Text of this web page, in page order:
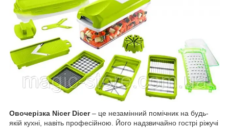
Овочерізка Nicer Dicer– це незамінний помічник на будь-
якій кухні, навіть професійною. Його надзвичайно гострі ріжучі